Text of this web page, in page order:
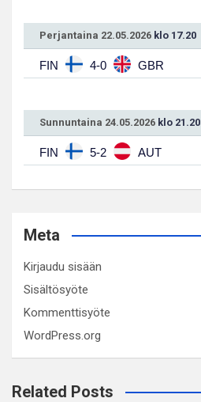
Perjantaina 22.05.2026 klo 17.20
FIN 4-0 GBR
Sunnuntaina 24.05.2026 klo 21.20
FIN 5-2 AUT
Meta
Kirjaudu sisään
Sisältösyöte
Kommenttisyöte
WordPress.org
Related Posts